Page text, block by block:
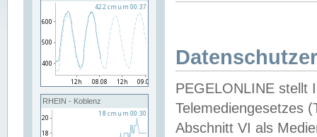
RHEIN - Koblenz
PEGELONLINE stellt
Telemediengesetzes
Abschnitt VI als